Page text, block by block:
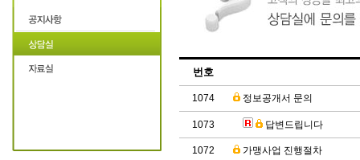
번호
1074 정보공개서 문의
1073 답변드립니다
1072 가맹사업 진행절차